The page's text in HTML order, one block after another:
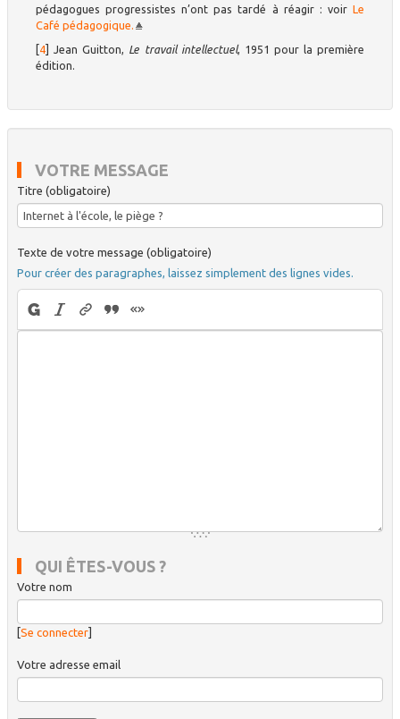
pédagogues progressistes n’ont pas tardé à réagir : voir Le
Café pédagogique.
[4]Jean Guitton, Le travail intellectuel, 1951 pour la première
édition.
VOTRE MESSAGE
Titre (obligatoire)
Texte de votre message (obligatoire)
Pour créer des paragraphes, laissez simplement des lignes vides.
QUI ÊTES-VOUS ?
Votre nom
[Se connecter]
Votre adresse email